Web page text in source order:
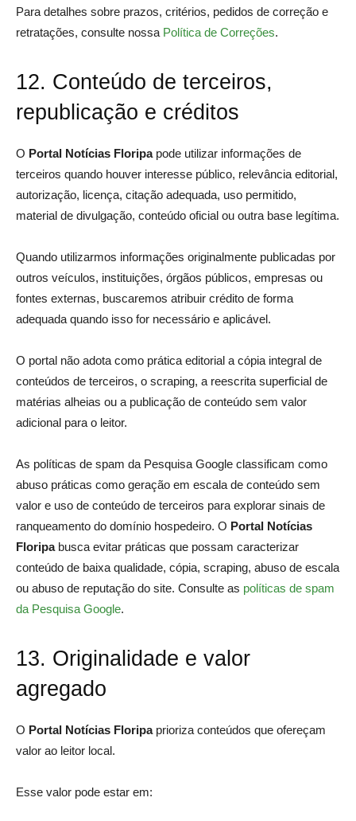
Para detalhes sobre prazos, critérios, pedidos de correção e
retratações, consulte nossa Política de Correções.
12. Conteúdo de terceiros,
republicação e créditos
O Portal Notícias Floripapode utilizar informações de
terceiros quando houver interesse público, relevância editorial,
autorização, licença, citação adequada, uso permitido,
material de divulgação, conteúdo oficial ou outra base legítima.
Quando utilizarmos informações originalmente publicadas por
outros veículos, instituições, órgãos públicos, empresas ou
fontes externas, buscaremos atribuir crédito de forma
adequada quando isso for necessário e aplicável.
O portal não adota como prática editorial a cópia integral de
conteúdos de terceiros, o scraping, a reescrita superficial de
matérias alheias ou a publicação de conteúdo sem valor
adicional para o leitor.
As políticas de spam da Pesquisa Google classificam como
abuso práticas como geração em escala de conteúdo sem
valor e uso de conteúdo de terceiros para explorar sinais de
ranqueamento do domínio hospedeiro. O Portal Notícias
Floripabusca evitar práticas que possam caracterizar
conteúdo de baixa qualidade, cópia, scraping, abuso de escala
ou abuso de reputação do site. Consulte as políticas de spam
da Pesquisa Google.
13. Originalidade e valor
agregado
O Portal Notícias Floripaprioriza conteúdos que ofereçam
valor ao leitor local.
Esse valor pode estar em: